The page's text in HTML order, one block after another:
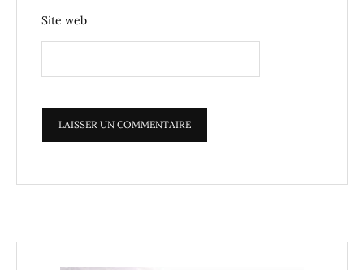
Site web